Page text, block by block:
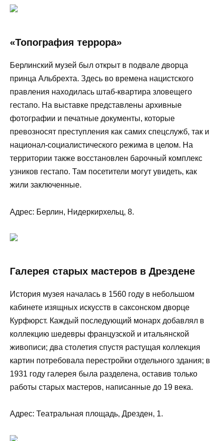
«Топография террора»
Берлинский музей был открыт в подвале дворца
принца Альбрехта. Здесь во времена нацистского
правления находилась штаб-квартира зловещего
гестапо. На выставке представлены архивные
фотографии и печатные документы, которые
превозносят преступления как самих спецслужб, так и
национал-социалистического режима в целом. На
территории также восстановлен барочный комплекс
узников гестапо. Там посетители могут увидеть, как
жили заключенные.
Адрес: Берлин, Нидеркирхельц, 8.
Галерея старых мастеров в Дрездене
История музея началась в 1560 году в небольшом
кабинете изящных искусств в саксонском дворце
Курфюрст. Каждый последующий монарх добавлял в
коллекцию шедевры французской и итальянской
живописи; два столетия спустя растущая коллекция
картин потребовала перестройки отдельного здания; в
1931 году галерея была разделена, оставив только
работы старых мастеров, написанные до 19 века.
Адрес: Театральная площадь, Дрезден, 1.